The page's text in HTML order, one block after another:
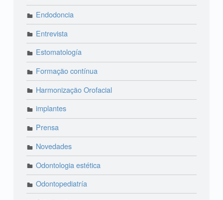
Endodoncia
Entrevista
Estomatología
Formação contínua
Harmonização Orofacial
implantes
Prensa
Novedades
Odontologia estética
Odontopediatría